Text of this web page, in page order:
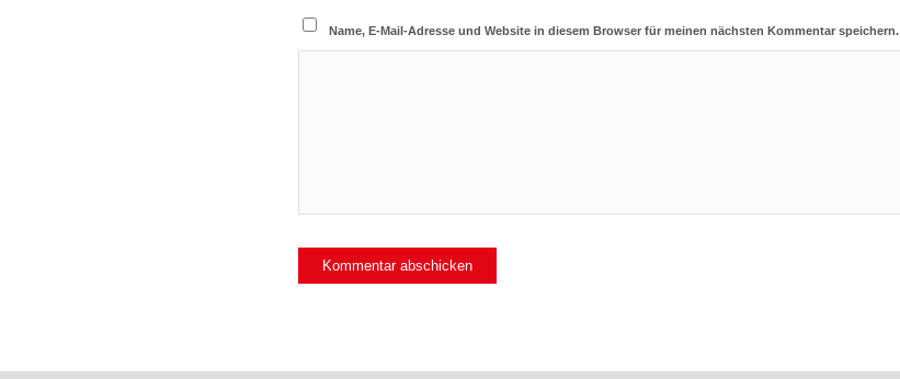
Name, E-Mail-Adresse und Website in diesem Browser für meinen nächsten Kommentar speichern.